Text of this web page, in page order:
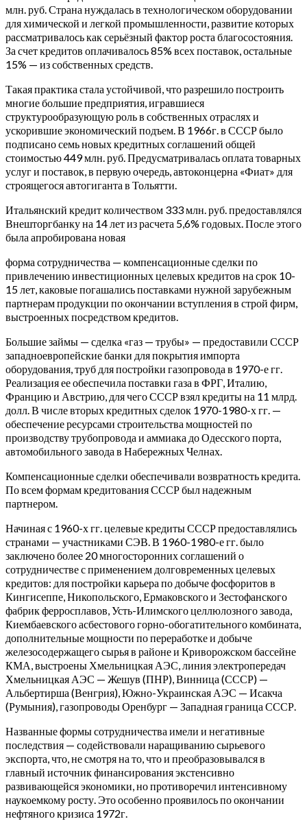
млн. руб. Страна нуждалась в технологическом оборудовании
для химической и легкой промышленности, развитие которых
рассматривалось как серьёзный фактор роста благосостояния.
За счет кредитов оплачивалось 85% всех поставок, остальные
15% — из собственных средств.
Такая практика стала устойчивой, что разрешило построить
многие большие предприятия, игравшиеся
структурообразующую роль в собственных отраслях и
ускорившие экономический подъем. В 1966г. в СССР было
подписано семь новых кредитных соглашений общей
стоимостью 449 млн. руб. Предусматривалась оплата товарных
услуг и поставок, в первую очередь, автоконцерна «Фиат» для
строящегося автогиганта в Тольятти.
Итальянский кредит количеством 333 млн. руб. предоставлялся
Внешторгбанку на 14 лет из расчета 5,6% годовых. После этого
была апробирована новая
форма сотрудничества — компенсационные сделки по
привлечению инвестиционных целевых кредитов на срок 10-
15 лет, каковые погашались поставками нужной зарубежным
партнерам продукции по окончании вступления в строй фирм,
выстроенных посредством кредитов.
Большие займы — сделка «газ — трубы» — предоставили СССР
западноевропейские банки для покрытия импорта
оборудования, труб для постройки газопровода в 1970-е гг.
Реализация ее обеспечила поставки газа в ФРГ, Италию,
Францию и Австрию, для чего СССР взял кредиты на 11 млрд.
долл. В числе вторых кредитных сделок 1970-1980-х гг. —
обеспечение ресурсами строительства мощностей по
производству трубопровода и аммиака до Одесского порта,
автомобильного завода в Набережных Челнах.
Компенсационные сделки обеспечивали возвратность кредита.
По всем формам кредитования СССР был надежным
партнером.
Начиная с 1960-х гг. целевые кредиты СССР предоставлялись
странами — участниками СЭВ. В 1960-1980-е гг. было
заключено более 20 многосторонних соглашений о
сотрудничестве с применением долговременных целевых
кредитов: для постройки карьера по добыче фосфоритов в
Кингисеппе, Никопольского, Ермаковского и Зестофанского
фабрик ферросплавов, Усть-Илимского целлюлозного завода,
Киембаевского асбестового горно-обогатительного комбината,
дополнительные мощности по переработке и добыче
железосодержащего сырья в районе и Криворожском бассейне
КМА, выстроены Хмельницкая АЭС, линия электропередач
Хмельницкая АЭС — Жешув (ПНР), Винница (СССР) —
Альбертирша (Венгрия), Южно-Украинская АЭС — Исакча
(Румыния), газопроводы Оренбург — Западная граница СССР.
Названные формы сотрудничества имели и негативные
последствия — содействовали наращиванию сырьевого
экспорта, что, не смотря на то, что и преобразовывался в
главный источник финансирования экстенсивно
развивающейся экономики, но противоречил интенсивному
наукоемкому росту. Это особенно проявилось по окончании
нефтяного кризиса 1972г.